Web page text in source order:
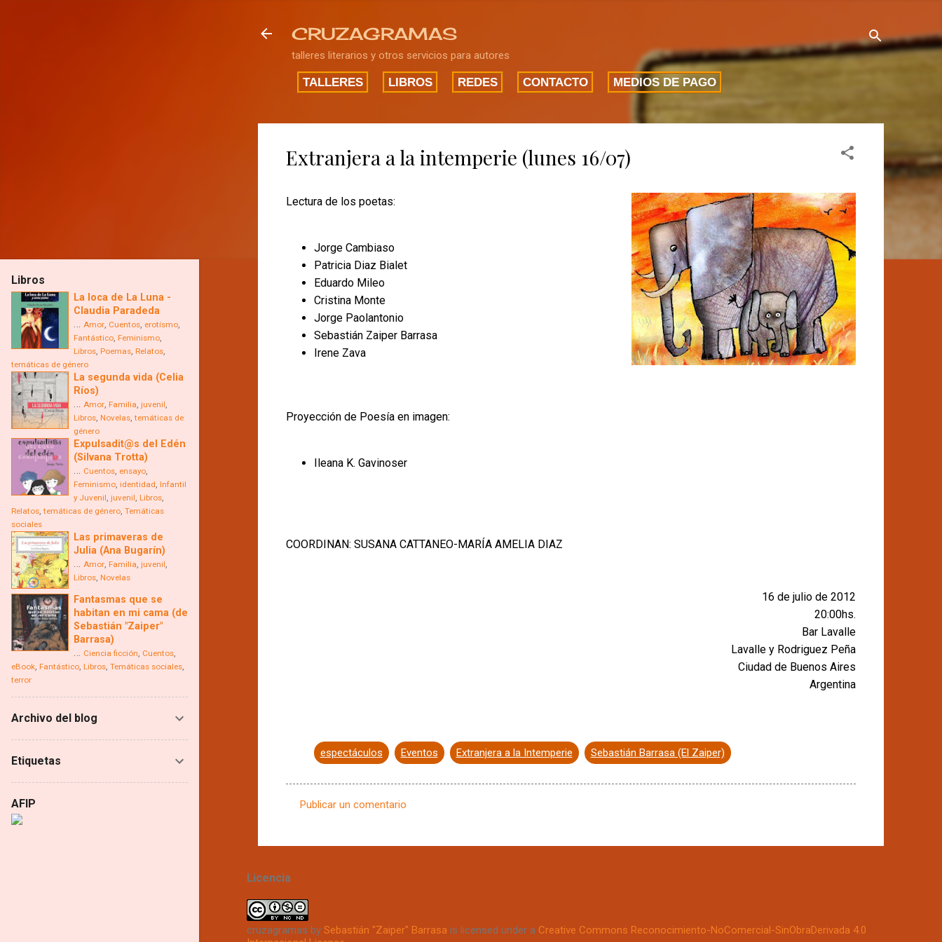
CRUZAGRAMAS
talleres literarios y otros servicios para autores
TALLERES LIBROS REDES CONTACTO MEDIOS DE PAGO
Extranjera a la intemperie (lunes 16/07)
Lectura de los poetas:
Jorge Cambiaso
Patricia Diaz Bialet
Eduardo Mileo
Cristina Monte
Jorge Paolantonio
Sebastián Zaiper Barrasa
Irene Zava
Proyección de Poesía en imagen:
Ileana K. Gavinoser
COORDINAN: SUSANA CATTANEO-MARÍA AMELIA DIAZ
16 de julio de 2012
20:00hs.
Bar Lavalle
Lavalle y Rodriguez Peña
Ciudad de Buenos Aires
Argentina
espectáculos Eventos Extranjera a la Intemperie Sebastián Barrasa (El Zaiper)
n
t
a
Publicar un comentario
Licencia
cruzagramas by Sebastián "Zaiper" Barrasa is licensed under a Creative Commons Reconocimiento-NoComercial-SinObraDerivada 4.0
Libros
La loca de La Luna -
Claudia Paradeda
… Amor, Cuentos, erotísmo,
Fantástico, Feminismo,
Libros, Poemas, Relatos,
temáticas de género
La segunda vida (Celia
Ríos)
… Amor, Familia, juvenil,
Libros, Novelas,temáticas de
género
Expulsadit@s del Edén
(Silvana Trotta)
… Cuentos, ensayo,
Feminismo, identidad, Infantil
y Juvenil, juvenil, Libros,
Relatos,temáticas de género, Temáticas
sociales
Las primaveras de
Julia (Ana Bugarín)
… Amor, Familia, juvenil,
Libros, Novelas
Fantasmas que se
habitan en mi cama (de
Sebastián "Zaiper"
Barrasa)
… Ciencia ficción, Cuentos,
eBook, Fantástico, Libros, Temáticas sociales,
terror
Archivo del blog
Etiquetas
AFIP